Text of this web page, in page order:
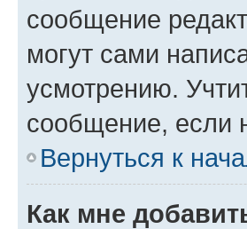
сообщение
могут сами
усмотрению.
сообщение, если
Вернуться к
Как мне